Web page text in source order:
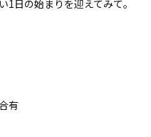
日の始まりを迎えてみて。
有